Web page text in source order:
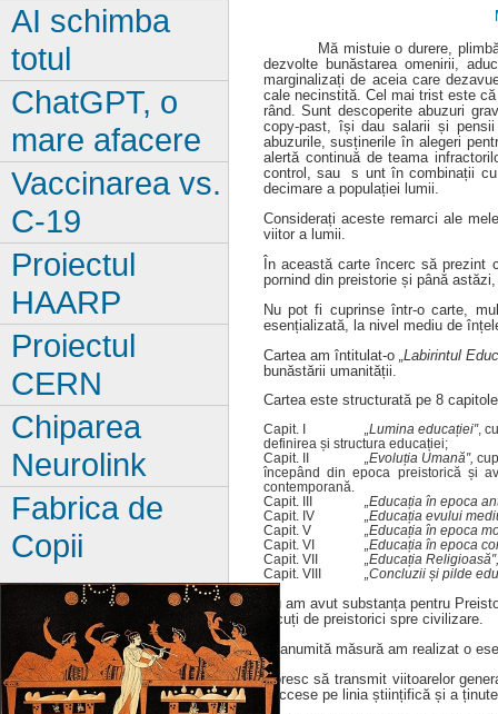
Mă mistuie o durere,
dezvolte bunăstarea omenirii,
marginalizați de aceia care
cale necinstită. Cel mai trist este
rând. Sunt descoperite abuzuri
copy-past, își dau salarii și
abuzurile, susținerile în alegeri
alertă continuă de teama
control, sau s unt în combinații cu
decimare a populației lumii.
Considerați aceste remarci ale
viitor a lumii.
În această carte încerc să prezint
pornind din preistorie și până
Nu pot fi cuprinse într-o carte,
esențializată, la nivel mediu de
Cartea am întitulat-o „Labirintul
bunăstării umanității.
Cartea este structurată pe 8
Capit. I „Lumina educației″,
definirea și structura educației;
Capit. II
„Evoluția Umană″,
începând din epoca preistorică și
contemporană.
Capit. III
„Educația în epoca
Capit. IV
„Educația evului
Capit. V
„Educația în epoca
Capit. VI
„Educația în epoca
Capit. VII
„Educația Religioasă″,
Capit. VIII
„Concluzii și pilde
Nu am avut substanța pentru
făcuți de preistorici spre civilizare.
În anumită măsură am realizat o
Doresc să transmit viitoarelor
succese pe linia științifică și a
AI schimba
totul
ChatGPT, o
mare afacere
Vaccinarea vs.
C-19
Proiectul
HAARP
Proiectul
CERN
Chiparea
Neurolink
Fabrica de
Copii